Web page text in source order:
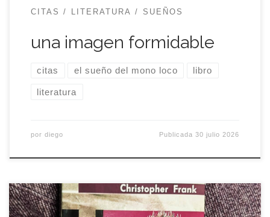
CITAS LITERATURA SUEÑOS
una imagen formidable
citas el sueño del mono loco libro
literatura
por diego Publicada30 julio 2026
Todo blog tiene tres elementos identificativos (al